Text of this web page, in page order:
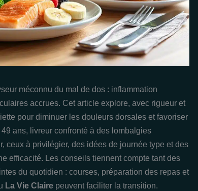
méconnu du mal de dos : inflammation
accrues. Cet article explore, avec rigueur et
pour diminuer les douleurs dorsales et favoriser
ans, livreur confronté à des lombalgies
ceux à privilégier, des idées de journée type et des
efficacité. Les conseils tiennent compte tant des
du quotidien : courses, préparation des repas et
La Vie Claire peuvent faciliter la transition.